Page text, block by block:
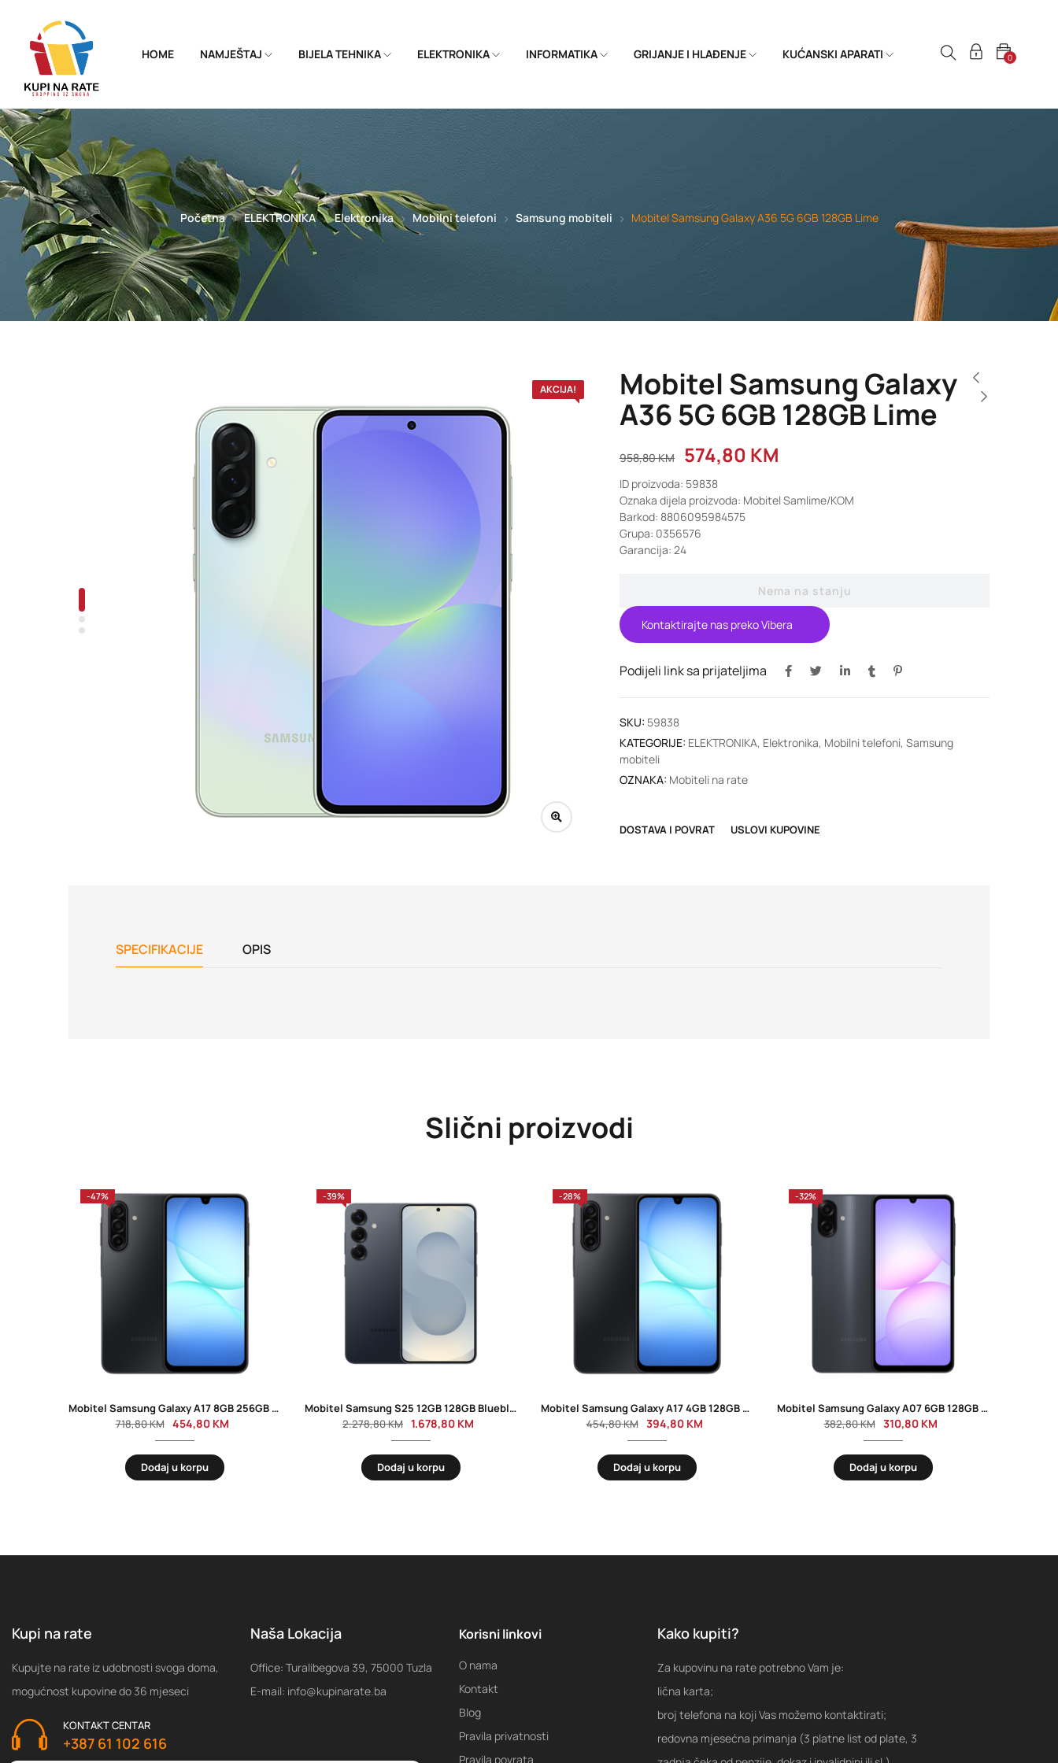
HOME NAMJEŠTAJ BIJELA TEHNIKA ELEKTRONIKA INFORMATIKA GRIJANJE I HLAĐENJE KUĆANSKI APARATI 0
Početna ELEKTRONIKA Elektronika Mobilni telefoni Samsung mobiteli Mobitel Samsung Galaxy A36 5G 6GB 128GB Lime
AKCIJA! Mobitel Samsung Galaxy
A36 5G 6GB 128GB Lime
958,80KM 574,80 KM
ID proizvoda: 59838
Oznaka dijela proizvoda: Mobitel Samlime/KOM
Barkod: 8806095984575
Grupa: 0356576
Garancija: 24
Nema na stanju
Kontaktirajte nas preko Vibera
Podijeli link sa prijateljima
SKU: 59838
KATEGORIJE: ELEKTRONIKA, Elektronika, Mobilni telefoni, Samsung
mobiteli
OZNAKA: Mobiteli na rate
DOSTAVA I POVRAT USLOVI KUPOVINE
SPECIFIKACIJE OPIS
Slični proizvodi
-47%
Mobitel Samsung Galaxy A17 8GB 256GB Dual Sim Black
718,80KM 454,80 KM
Dodaj u korpu
-39%
Mobitel Samsung S25 12GB 128GB Blueblack
2.278,80KM 1.678,80 KM
Dodaj u korpu
-28%
Mobitel Samsung Galaxy A17 4GB 128GB Dual Sim Black
454,80KM 394,80 KM
Dodaj u korpu
-32%
Mobitel Samsung Galaxy A07 6GB 128GB Black
382,80KM 310,80 KM
Dodaj u korpu
Kupi na rate
Kupujte na rate iz udobnosti svoga doma,
mogućnost kupovine do 36 mjeseci
KONTAKT CENTAR
+387 61 102 616
Naša Lokacija
Office: Turalibegova 39, 75000 Tuzla
E-mail: info@kupinarate.ba
Korisni linkovi
O nama
Kontakt
Blog
Pravila privatnosti
Pravila povrata
Kako kupiti?
Za kupovinu na rate potrebno Vam je:
lična karta;
broj telefona na koji Vas možemo kontaktirati;
redovna mjesećna primanja (3 platne list od plate, 3